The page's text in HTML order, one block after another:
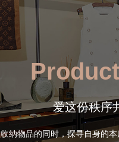
爱这份秩序
纳物品的同时，探寻自身的